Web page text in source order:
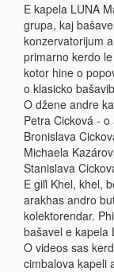
E kapela LUNA
grupa, kaj
konzervatorijum
primarno kerdo
kotor hine o
o klasicko
O džene andre
Petra Cicková -
Bronislava
Michaela
Stanislava
E giľi Khel, khel,
arakhas andro
kolektorendar.
bašavel e kapela
O videos sas
cimbalova kapeli